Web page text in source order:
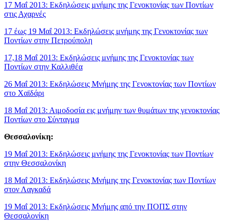
17 Μαΐ 2013: Εκδηλώσεις μνήμης της Γενοκτονίας των Ποντίων
στις Αχαρνές
17 έως 19 Μαΐ 2013: Εκδηλώσεις μνήμης της Γενοκτονίας των
Ποντίων στην Πετρούπολη
17,18 Μαΐ 2013: Εκδηλώσεις μνήμης της Γενοκτονίας των
Ποντίων στην Καλλιθέα
26 Μαΐ 2013: Εκδηλώσεις Μνήμης της Γενοκτονίας των Ποντίων
στο Χαϊδάρι
18 Μαΐ 2013: Αιμοδοσία εις μνήμην των θυμάτων της γενοκτονίας
Ποντίων στο Σύνταγμα
Θεσσαλονίκη:
19 Μαΐ 2013: Εκδηλώσεις μνήμης της Γενοκτονίας των Ποντίων
στην Θεσσαλονίκη
18 Μαΐ 2013: Εκδηλώσεις Μνήμης της Γενοκτονίας των Ποντίων
στον Λαγκαδά
19 Μαΐ 2013: Εκδηλώσεις Μνήμης από την ΠΟΠΣ στην
Θεσσαλονίκη